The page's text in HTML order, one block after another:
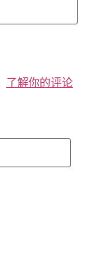
了解你的评论